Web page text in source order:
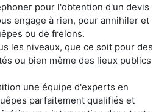
pour l'obtention d'un devis
engage à rien, pour annihiler et
ou de frelons.
les niveaux, que ce soit pour des
ou bien même des lieux publics
une équipe d'experts en
parfaitement qualifiés et